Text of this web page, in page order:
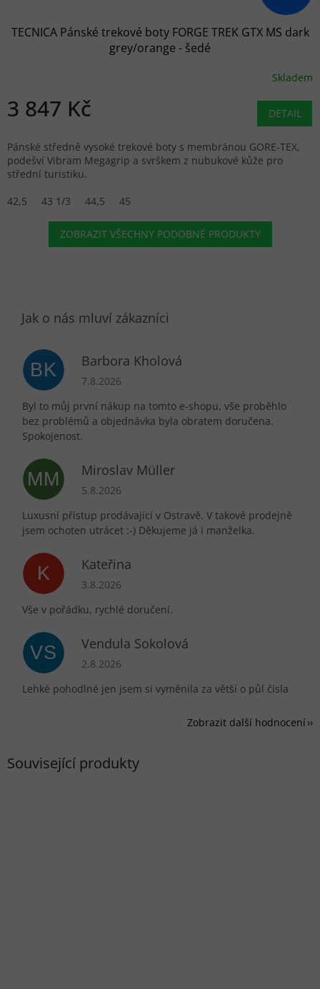
Související produkty
TECNICA Pánské trekové boty FORGE TREK GTX MS dark
grey/orange - šedé
Skladem
3 847 Kč DETAIL
Pánské středně vysoké trekové boty s membránou GORE-TEX,
podešví Vibram Megagrip a svrškem z nubukové kůže pro
střední turistiku.
42,5
43 1/3 44,5 45
ZOBRAZIT VŠECHNY PODOBNÉ PRODUKTY
BK Barbora Kholová
Hodnocení obchodu je 5 z 5 hvězdiček.
7.8.2026
Byl to můj první nákup na tomto e-shopu, vše proběhlo
bez problémů a objednávka byla obratem doručena.
Spokojenost.
MM Miroslav Müller
Hodnocení obchodu je 5 z 5 hvězdiček.
5.8.2026
Luxusní přístup prodávající v Ostravě. V takové prodejně
jsem ochoten utrácet :-) Děkujeme já i manželka.
K Kateřina
Hodnocení obchodu je 5 z 5 hvězdiček.
3.8.2026
Vše v pořádku, rychlé doručení.
VS Vendula Sokolová
Hodnocení obchodu je 5 z 5 hvězdiček.
2.8.2026
Lehké pohodlné jen jsem si vyměnila za větší o půl čísla
Zobrazit další hodnocení